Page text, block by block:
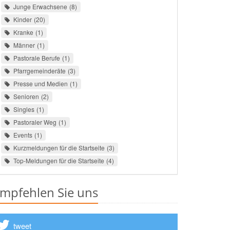
Junge Erwachsene 8
Kinder 20
Kranke 1
Männer 1
Pastorale Berufe 1
Pfarrgemeinderäte 3
Presse und Medien 1
Senioren 2
Singles 1
Pastoraler Weg 1
Events 1
Kurzmeldungen für die Startseite 3
Top-Meldungen für die Startseite 4
Sie uns
tweet